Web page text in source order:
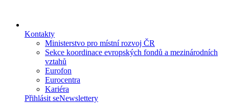
Kontakty
Ministerstvo pro místní rozvoj ČR
Sekce koordinace evropských fondů a mezinárodních
vztahů
Eurofon
Eurocentra
Kariéra
Přihlásit seNewslettery